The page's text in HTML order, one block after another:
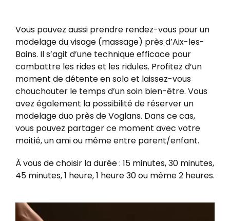
Vous pouvez aussi prendre rendez-vous pour un
modelage du visage (massage) près d’Aix-les-
Bains. Il s’agit d’une technique efficace pour
combattre les rides et les ridules. Profitez d’un
moment de détente en solo et laissez-vous
chouchouter le temps d’un soin bien-être. Vous
avez également la possibilité de réserver un
modelage duo près de Voglans. Dans ce cas,
vous pouvez partager ce moment avec votre
moitié, un ami ou même entre parent/enfant.
À vous de choisir la durée : 15 minutes, 30 minutes,
45 minutes, 1 heure, 1 heure 30 ou même 2 heures.